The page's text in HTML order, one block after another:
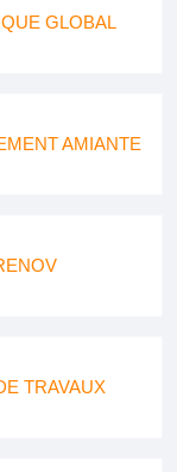
GLOBAL
AMIANTE
TRAVAUX